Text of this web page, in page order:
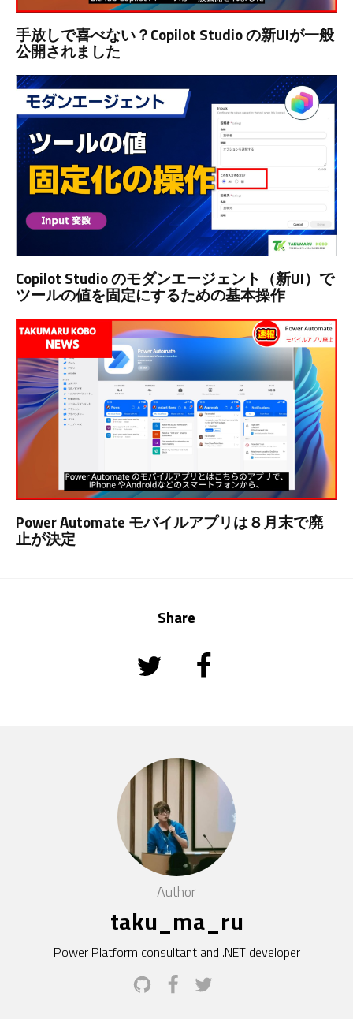
手放しで喜べない？Copilot Studio の新UIが一般
公開されました
Copilot Studio のモダンエージェント（新UI）で
ツールの値を固定にするための基本操作
Power Automate モバイルアプリは８月末で廃
止が決定
Share
Author
taku_ma_ru
Power Platform consultant and .NET developer